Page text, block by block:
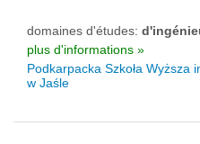
domaines d'études:
plus d'informations »
Podkarpacka Szkoła Wyższa
w Jaśle